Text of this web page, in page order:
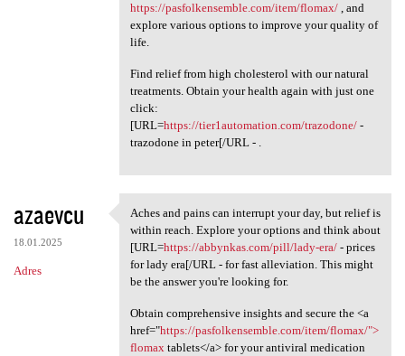
https://pasfolkensemble.com/item/flomax/, and
explore various options to improve your quality of
life.
Find relief from high cholesterol with our natural
treatments. Obtain your health again with just one
click:
[URL=https://tier1automation.com/trazodone/-
trazodone in peter[/URL - .
azaevcu
18.01.2025
Adres
Aches and pains can interrupt
Aches and pains can interrupt your day, but relief is
within reach. Explore your options and think about
[URL=https://abbynkas.com/pill/lady-era/- prices
for lady era[/URL - for fast alleviation. This might
be the answer you're looking for.
Obtain comprehensive insights and secure the <a
href="https://pasfolkensemble.com/item/flomax/">
flomaxtablets</a> for your antiviral medication